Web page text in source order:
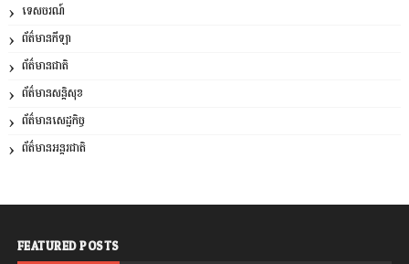
ទេសចរណ៍
ព័ត៌មានកីឡា
ព័ត៌មានជាតិ
ព័ត៌មានសន្តិសុខ
ព័ត៌មានសេដ្ឋកិច្ច
ព័ត៌មានអន្តរជាតិ
FEATURED POSTS